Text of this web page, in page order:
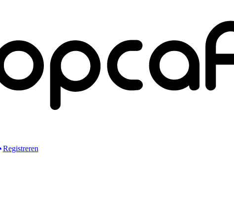
Registreren